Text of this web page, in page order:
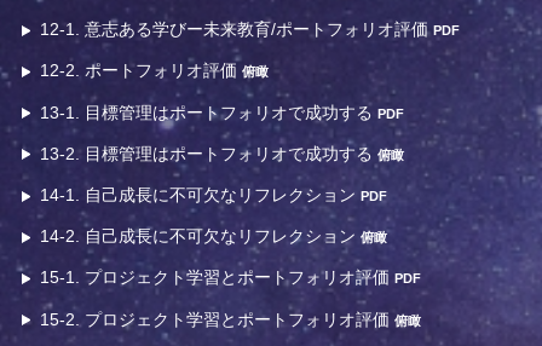
12-1. 意志ある学びー未来教育/ポートフォリオ評価PDF
12-2. ポートフォリオ評価俯瞰
13-1. 目標管理はポートフォリオで成功するPDF
13-2. 目標管理はポートフォリオで成功する俯瞰
14-1. 自己成長に不可欠なリフレクションPDF
14-2. 自己成長に不可欠なリフレクション俯瞰
15-1. プロジェクト学習とポートフォリオ評価PDF
15-2. プロジェクト学習とポートフォリオ評価俯瞰